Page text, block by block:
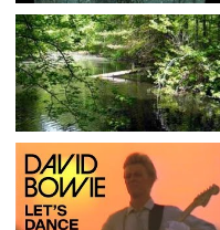
(Um)
Liczy się każdy gest
I każda mina
Niech unosi nas endorfina
B-B-BUM! BUM!
Bumerang
Bumerang
Zastanów się, czym rzucisz